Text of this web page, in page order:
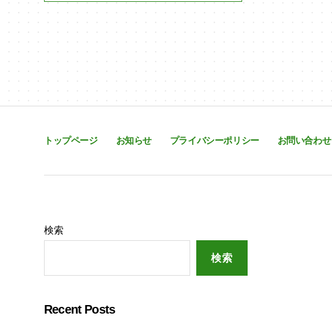
トップページ お知らせ プライバシーポリシー お問い合わせ
検索
検索
Recent Posts